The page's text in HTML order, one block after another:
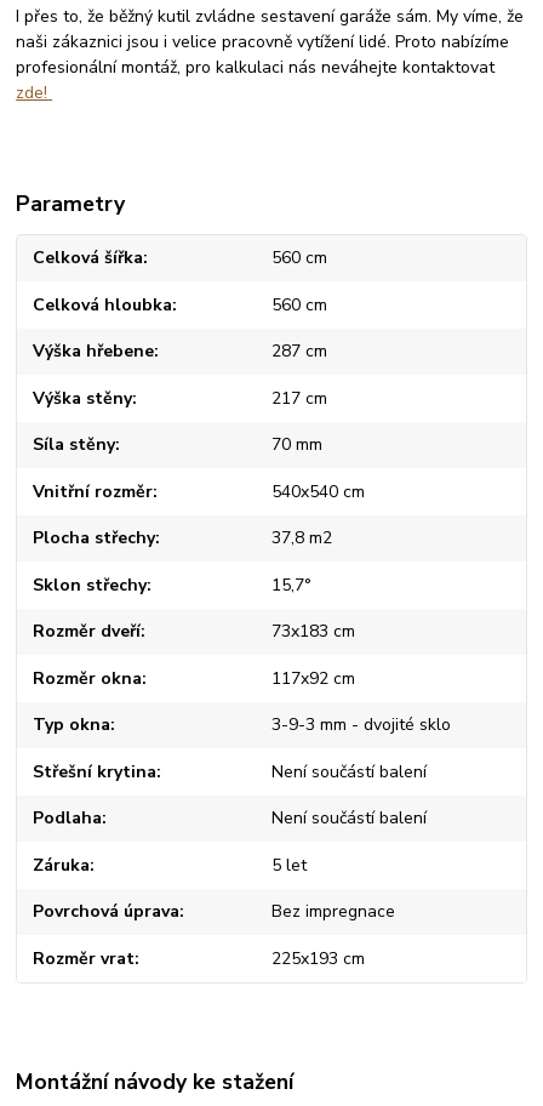
I přes to, že běžný kutil zvládne sestavení garáže sám. My víme, že
naši zákaznici jsou i velice pracovně vytížení lidé. Proto nabízíme
profesionální montáž, pro kalkulaci nás neváhejte kontaktovat
zde!
Parametry
Celková šířka 560 cm
Celková hloubka 560 cm
Výška hřebene 287 cm
Výška stěny 217 cm
Síla stěny 70 mm
Vnitřní rozměr 540x540 cm
Plocha střechy 37,8 m2
Sklon střechy 15,7°
Rozměr dveří 73x183 cm
Rozměr okna 117x92 cm
Typ okna 3-9-3 mm - dvojité sklo
Střešní krytina Není součástí balení
Podlaha Není součástí balení
Záruka 5 let
Povrchová úprava Bez impregnace
Rozměr vrat 225x193 cm
Montážní návody ke stažení